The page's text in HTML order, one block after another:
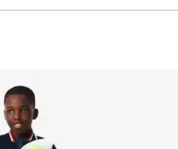
MEDIA MÁXIMO
SECO
de fabricación.